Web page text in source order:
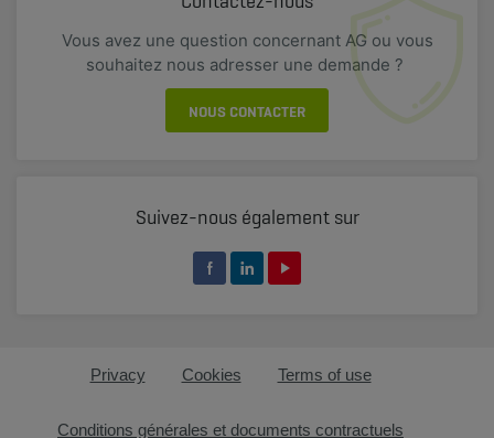
Vous avez une question concernant AG ou vous
souhaitez nous adresser une demande ?
NOUS CONTACTER
Suivez-nous également sur
Privacy Cookies Terms of use
Conditions générales et documents contractuels